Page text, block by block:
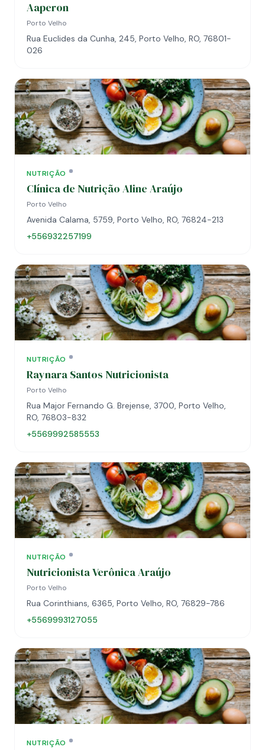
Aaperon
Porto Velho
Rua Euclides da Cunha, 245, Porto Velho, RO, 76801-
026
NUTRIÇÃO
Clínica de Nutrição Aline Araújo
Porto Velho
Avenida Calama, 5759, Porto Velho, RO, 76824-213
+556932257199
NUTRIÇÃO
Raynara Santos Nutricionista
Porto Velho
Rua Major Fernando G. Brejense, 3700, Porto Velho,
RO, 76803-832
+5569992585553
NUTRIÇÃO
Nutricionista Verônica Araújo
Porto Velho
Rua Corinthians, 6365, Porto Velho, RO, 76829-786
+5569993127055
NUTRIÇÃO